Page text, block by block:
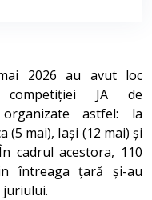
2026 au avut loc
competiției JA de
astfel: la
(5 mai), Iași (12 mai) și
cadrul acestora, 110
întreaga țară și-au
juriului.